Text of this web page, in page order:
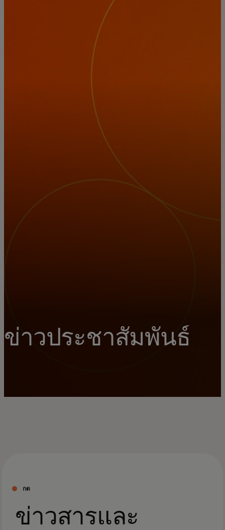
สำหรับผู้สร้างนวัตกรรม
ข่าวสารและแนวโน้ม
ข่าวประชาสัมพันธ์
กด
ข่าวสารและ